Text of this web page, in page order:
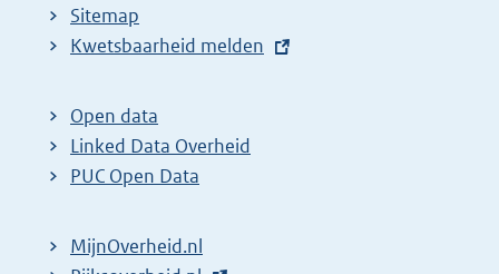
Sitemap
E
t
e
r
l
Kwetsbaarheid melden
Open data
Linked Data Overheid
PUC Open Data
MijnOverheid.nl